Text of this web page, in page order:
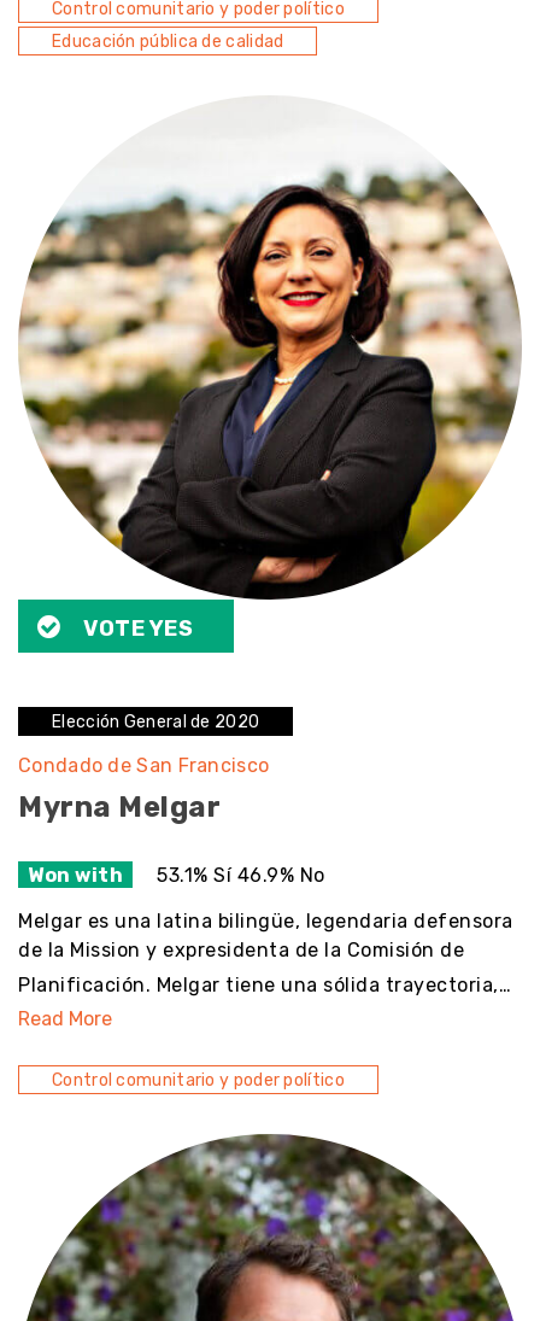
Control comunitario y poder político
Educación pública de calidad
VOTE YES
Elección General de 2020
Condado de San Francisco
Myrna Melgar
Won with 53.1% Sí 46.9% No
Melgar es una latina bilingüe, legendaria defensora
de la Mission y expresidenta de la Comisión de
Planificación. Melgar tiene una sólida trayectoria,…
Read More
Control comunitario y poder político